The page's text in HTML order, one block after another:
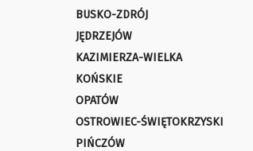
BUSKO-ZDRÓJ
JĘDRZEJÓW
KAZIMIERZA-WIELKA
KOŃSKIE
OPATÓW
OSTROWIEC-ŚWIĘTOKRZYSKI
PIŃCZÓW